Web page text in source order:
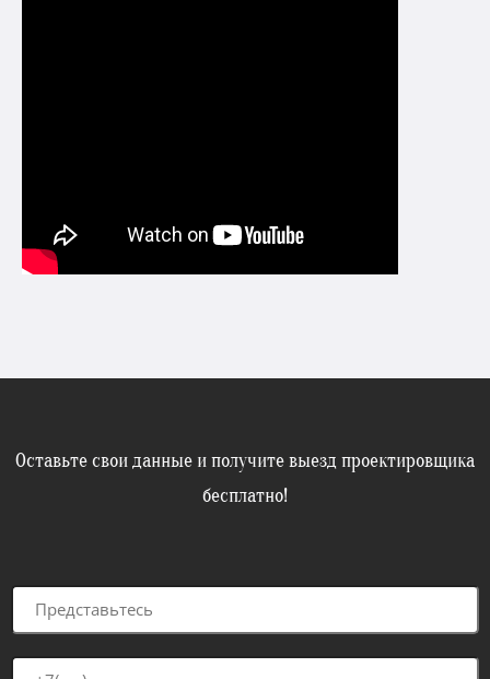
Оставьте свои данные и получите выезд проектировщика
бесплатно!